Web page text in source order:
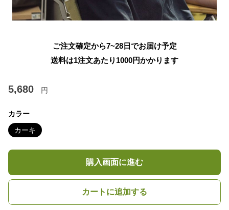
ご注文確定から7~28日でお届け予定
送料は1注文あたり 1000円かかります
5,680 円
カラー
カーキ
購入画面に進む
カートに追加する